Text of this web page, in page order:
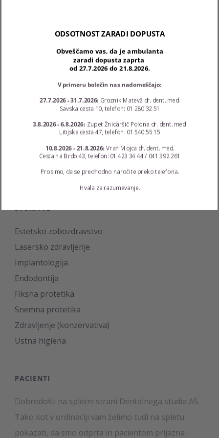
Ponedeljek - Torek: 12:00 - 19:30; Sreda - Četrtek: 8:00
- 15:00; Petek: 8:00 - 11:30
Najnovejši prispevki
Ukrepi COVID-19
Poškodba zob
STORITVE
Estetsko zobozdravstvo
Lasersko zdravljenje
Implantologija
Endodontija
Fiksna protetika
Snemna protetika
Zdravljenje (konzervativa)
Ustna higiena
PACIENTI
Dobrodošli na spletni strani Dentalnega studia AS.
Tako kot v ordinaciji vam želimo tudi na spletu
pokazati, da smo odprta in pacientom prijazna
ODSOTNOST ZARADI DOPUSTA
Obveščamo vas, da je ambulanta
zaradi dopusta zaprta
od 27.7.2026 do 21.8.2026.
V primeru bolečin nas nadomeščajo:
27.7.2026 - 31.7.2026: Groznik Matevž dr. dent. med.
Savska cesta 10, telefon: 01 280 32 51
3.8.2026 - 6.8.2026: Zupet Žnidaršič Polona dr. dent. med.
Litijska cesta 47, telefon: 01 540 55 15
10.8.2026 - 21.8.2026: Vran Mojca dr. dent. med.
Cesta na Brdo 43, telefon: 01 423 34 44 / 041 392 261
Prosimo, da se predhodno naročite preko telefona.
Hvala za razumevanje.